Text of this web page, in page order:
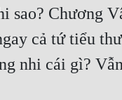
sao? Chương
cả tứ tiểu
nhi cái gì?